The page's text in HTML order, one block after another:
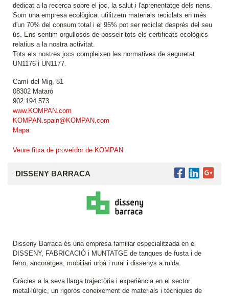
dedicat a la recerca sobre el joc, la salut i l'aprenentatge dels nens.
Som una empresa ecològica: utilitzem materials reciclats en més
d'un 70% del consum total i el 95% pot ser reciclat després del seu
ús. Ens sentim orgullosos de posseir tots els certificats ecològics
relatius a la nostra activitat.
Tots els nostres jocs compleixen les normatives de seguretat
UN1176 i UN1177.
Camí del Mig, 81
08302 Mataró
902 194 573
www.KOMPAN.com
KOMPAN.spain@KOMPAN.com
Mapa
Veure fitxa de proveïdor de KOMPAN
DISSENY BARRACA
Disseny Barraca és una empresa familiar especialitzada en el
DISSENY, FABRICACIÓ i MUNTATGE de tanques de fusta i de
ferro, ancoratges, mobiliari urbà i rural i dissenys a mida.
Gràcies a la seva llarga trajectòria i experiència en el sector
metal·lúrgic, un rigorós coneixement de materials i tècniques de